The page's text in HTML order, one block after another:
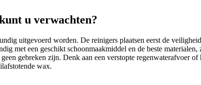
u verwachten?
uitgevoerd worden. De reinigers plaatsen eerst de
met een geschikt schoonmaakmiddel en de beste
gebreken zijn. Denk aan een verstopte regenwaterafvoer
wax.